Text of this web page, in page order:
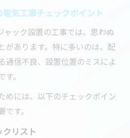
気工事チェックポイント
ャック設置の工事では、思わぬ
があります。特に多いのは、配
通信不良、設置位置のミスによ
。
めには、以下のチェックポイン
す。
リスト